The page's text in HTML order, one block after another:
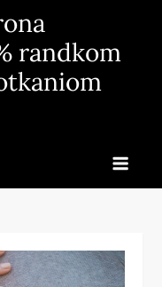
randkom